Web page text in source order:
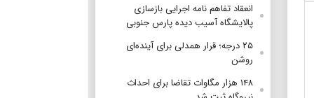
انعقاد تفاهم نامه اجرایی بازسازی
پالایشگاه آسیب دیده پارس جنوبی
۲۵ درجه؛ قرار همدلی برای آینده‌ای
روشن
۱۴۸ هزار مگاوات تقاضا برای احداث